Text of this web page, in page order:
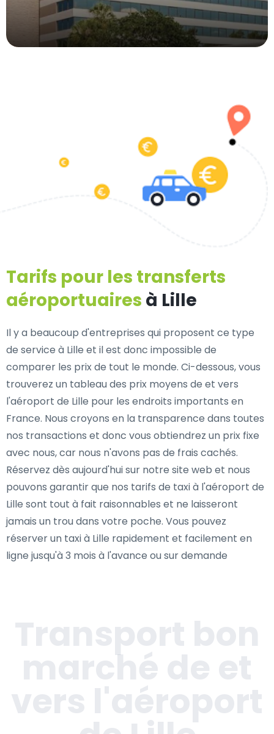
Tarifs pour les transferts
aéroportuaires à Lille
Il y a beaucoup d'entreprises qui proposent ce type
de service à Lille et il est donc impossible de
comparer les prix de tout le monde. Ci-dessous, vous
trouverez un tableau des prix moyens de et vers
l'aéroport de Lille pour les endroits importants en
France. Nous croyons en la transparence dans toutes
nos transactions et donc vous obtiendrez un prix fixe
avec nous, car nous n'avons pas de frais cachés.
Réservez dès aujourd'hui sur notre site web et nous
pouvons garantir que nos tarifs de taxi à l'aéroport de
Lille sont tout à fait raisonnables et ne laisseront
jamais un trou dans votre poche. Vous pouvez
réserver un taxi à Lille rapidement et facilement en
ligne jusqu'à 3 mois à l'avance ou sur demande
marché de et